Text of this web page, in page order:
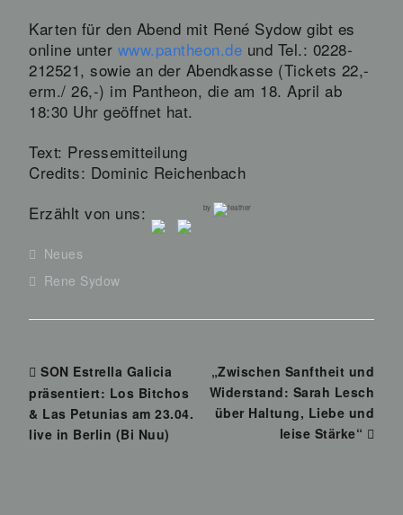
Karten für den Abend mit René Sydow gibt es
online unter www.pantheon.de und Tel.: 0228-
212521, sowie an der Abendkasse (Tickets 22,-
erm./ 26,-) im Pantheon, die am 18. April ab
18:30 Uhr geöffnet hat.
Text: Pressemitteilung
Credits: Dominic Reichenbach
Erzählt von uns:
by
Neues
Rene Sydow
SON Estrella Galicia
präsentiert: Los Bitchos
& Las Petunias am 23.04.
live in Berlin (Bi Nuu)
„Zwischen Sanftheit und
Widerstand: Sarah Lesch
über Haltung, Liebe und
leise Stärke“